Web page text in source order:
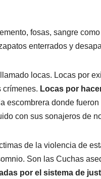
fosas, sangre
enterrados y
locas. Locas por
crímenes. Locas por
escombrera donde
con sus sonajeros de
de la violencia de
Son las Cuchas
por el sistema de